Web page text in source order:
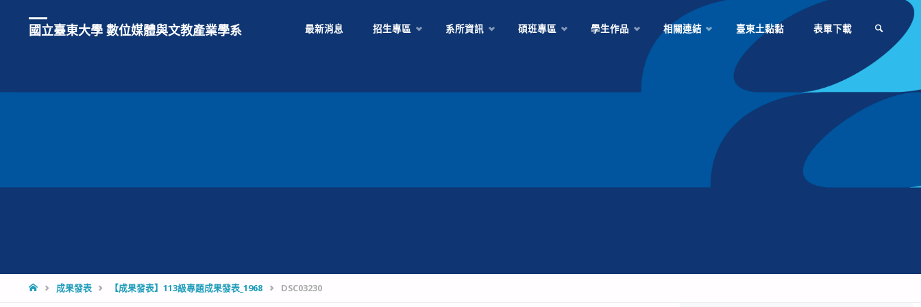
國立臺東大學 數位媒體與文教產業學系 最新消息 招生專區 系所資訊 碩班專區 學生作品 相關連結 臺東土黏黏 表單下載
HOME成果發表 【成果發表】113級專題成果發表_1968 DSC03230